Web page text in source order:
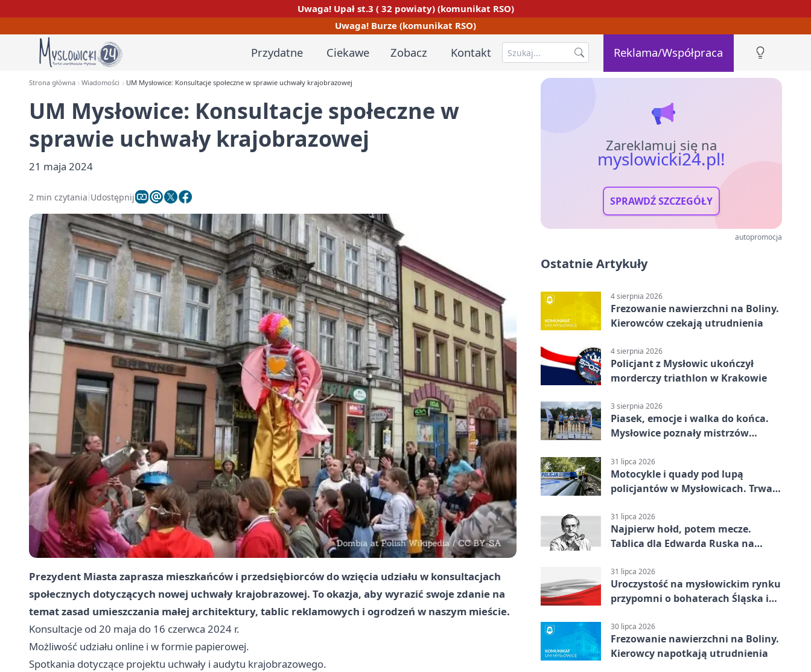
Uwaga! Upał st.3 ( 32 powiaty) (komunikat RSO)
Uwaga! Burze (komunikat RSO)
Przydatne Ciekawe Zobacz Kontakt Reklama/Współpraca
Strona główna Wiadomości UM Mysłowice: Konsultacje społeczne w sprawie uchwały krajobrazowej
UM Mysłowice: Konsultacje społeczne w
sprawie uchwały krajobrazowej
21 maja 2024
2 min czytania Udostępnij
Prezydent Miasta zaprasza mieszkańców i przedsiębiorców do wzięcia udziału w konsultacjach
społecznych dotyczących nowej uchwały krajobrazowej. To okazja, aby wyrazić swoje zdanie na
temat zasad umieszczania małej architektury, tablic reklamowych i ogrodzeń w naszym mieście.
Konsultacje od 20 maja do 16 czerwca 2024 r.
Możliwość udziału online i w formie papierowej.
Spotkania dotyczące projektu uchwały i audytu krajobrazowego.
Zareklamuj się na
myslowicki24.pl!
SPRAWDŹ SZCZEGÓŁY
autopromocja
Ostatnie Artykuły
4 sierpnia 2026
Frezowanie nawierzchni na Boliny.
Kierowców czekają utrudnienia
4 sierpnia 2026
Policjant z Mysłowic ukończył
morderczy triathlon w Krakowie
3 sierpnia 2026
Piasek, emocje i walka do końca.
Mysłowice poznały mistrzów
31 lipca 2026
Motocykle i quady pod lupą
policjantów w Mysłowicach. Trwa
31 lipca 2026
Najpierw hołd, potem mecze.
Tablica dla Edwarda Ruska na
31 lipca 2026
Uroczystość na mysłowickim rynku
przypomni o bohaterach Śląska i
30 lipca 2026
Frezowanie nawierzchni na Boliny.
Kierowcy napotkają utrudnienia